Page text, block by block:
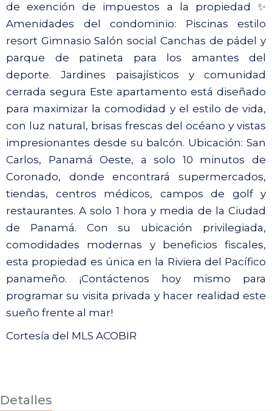
de exención de impuestos a la propiedad ✨
Amenidades del condominio: Piscinas estilo
resort Gimnasio Salón social Canchas de pádel y
parque de patineta para los amantes del
deporte. Jardines paisajísticos y comunidad
cerrada segura Este apartamento está diseñado
para maximizar la comodidad y el estilo de vida,
con luz natural, brisas frescas del océano y vistas
impresionantes desde su balcón. Ubicación: San
Carlos, Panamá Oeste, a solo 10 minutos de
Coronado, donde encontrará supermercados,
tiendas, centros médicos, campos de golf y
restaurantes. A solo 1 hora y media de la Ciudad
de Panamá. Con su ubicación privilegiada,
comodidades modernas y beneficios fiscales,
esta propiedad es única en la Riviera del Pacífico
panameño. ¡Contáctenos hoy mismo para
programar su visita privada y hacer realidad este
sueño frente al mar!
Cortesía del MLS ACOBIR
Detalles